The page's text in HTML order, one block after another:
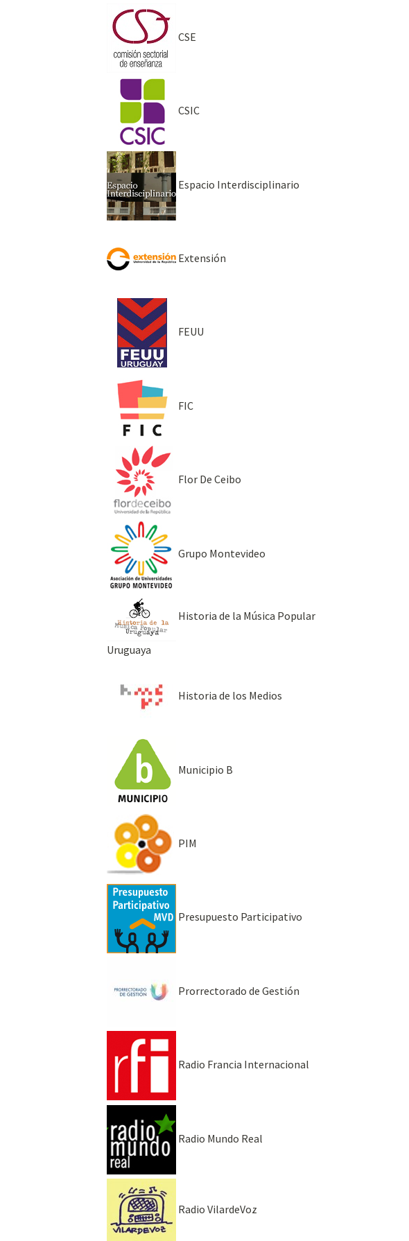
CSE
CSIC
Espacio Interdisciplinario
Extensión
FEUU
FIC
Flor De Ceibo
Grupo Montevideo
Historia de la Música Popular
Uruguaya
Historia de los Medios
Municipio B
PIM
Presupuesto Participativo
Prorrectorado de Gestión
Radio Francia Internacional
Radio Mundo Real
Radio VilardeVoz